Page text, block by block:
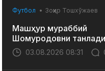
Футбол Зоҳир Тошхўжаев
Машҳур мураббий
Шомуродовни танлади
03.08.2026 08:31